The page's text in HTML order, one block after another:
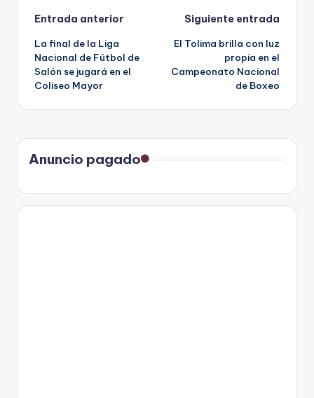
Navegación
de
entradas
Entrada anterior
La final de la Liga
Nacional de Fútbol de
Salón se jugará en el
Coliseo Mayor
Siguiente entrada
El Tolima brilla con luz
propia en el
Campeonato Nacional
de Boxeo
Anuncio pagado